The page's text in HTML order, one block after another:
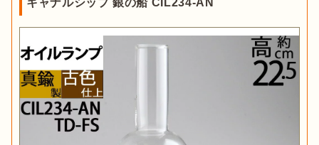
キャナルシップ 銀の船 CIL234-AN